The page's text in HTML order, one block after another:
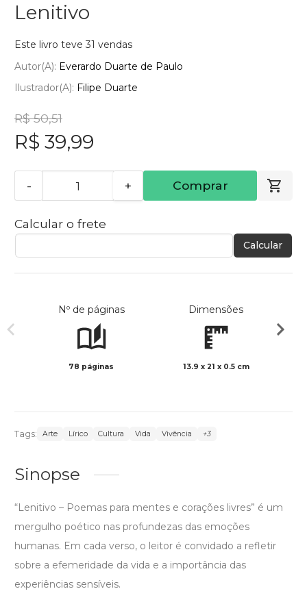
Lenitivo
Este livro teve 31 vendas
Autor(a): Everardo Duarte de Paulo
Ilustrador(a): Filipe Duarte
R$ 50,51
R$ 39,99
- + Comprar
Calcular o frete
Calcular
Nº de páginas
78 páginas
Dimensões
13.9 x 21 x 0.5 cm
Tags: Arte Lírico Cultura Vida Vivência +3
Sinopse
“Lenitivo – Poemas para mentes e corações livres” é um
mergulho poético nas profundezas das emoções
humanas. Em cada verso, o leitor é convidado a refletir
sobre a efemeridade da vida e a importância das
experiências sensíveis.